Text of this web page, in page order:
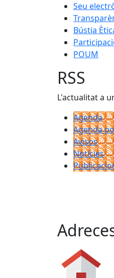
Seu
Bústia
POUM
RSS
L'actualitat a
Agenda
Agenda
Avisos
Notícies